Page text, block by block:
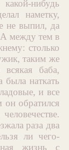
нибудь
наметку,
не выпил, да
между тем в
столько
таким же
баба,
была наткать
и все
он обратился
раза два
ли чего-
жизнь с